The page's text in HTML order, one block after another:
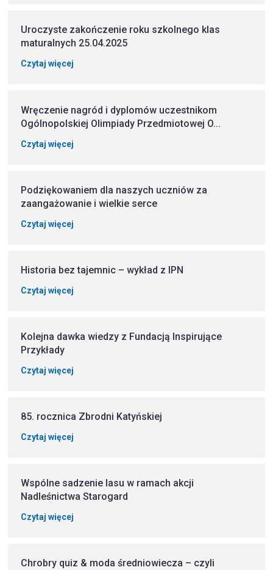
Uroczyste zakończenie roku szkolnego klas
maturalnych 25.04.2025
Czytaj więcej
Wręczenie nagród i dyplomów uczestnikom
Ogólnopolskiej Olimpiady Przedmiotowej O...
Czytaj więcej
Podziękowaniem dla naszych uczniów za
zaangażowanie i wielkie serce
Czytaj więcej
Historia bez tajemnic – wykład z IPN
Czytaj więcej
Kolejna dawka wiedzy z Fundacją Inspirujące
Przykłady
Czytaj więcej
85. rocznica Zbrodni Katyńskiej
Czytaj więcej
Wspólne sadzenie lasu w ramach akcji
Nadleśnictwa Starogard
Czytaj więcej
Chrobry quiz & moda średniowiecza – czyli